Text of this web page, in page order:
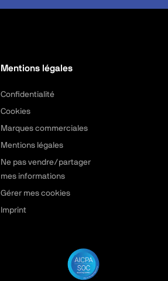
Mentions légales
Confidentialité
Cookies
Marques commerciales
Mentions légales
Ne pas vendre/partager
mes informations
Gérer mes cookies
Imprint